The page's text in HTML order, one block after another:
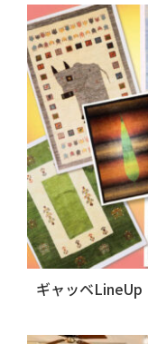
ギャッベLineUp